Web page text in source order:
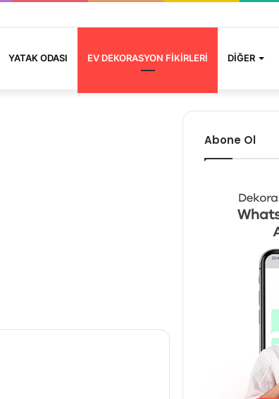
YATAK ODASI EV DEKORASYON FIKIRLERI DIĞER
Abone Ol